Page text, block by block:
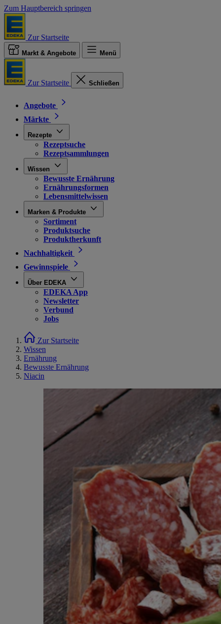
Zum Hauptbereich springen
Zur Startseite
Markt & Angebote Menü
Zur Startseite Schließen
Angebote
Märkte
Rezepte
Rezeptsuche
Rezeptsammlungen
Wissen
Bewusste Ernährung
Ernährungsformen
Lebensmittelwissen
Marken & Produkte
Sortiment
Produktsuche
Produktherkunft
Nachhaltigkeit
Gewinnspiele
Über EDEKA
EDEKA App
Newsletter
Verbund
Jobs
Zur Startseite
Wissen
Ernährung
Bewusste Ernährung
Niacin